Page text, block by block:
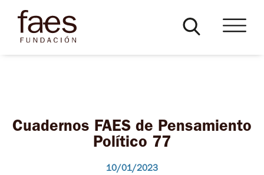
Cuadernos FAES de Pensamiento
Político 77
10/01/2023